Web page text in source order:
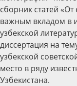
сборник статей «От
важным вкладом в
узбекской
диссертация на
узбекской
место в ряду
Узбекистана.